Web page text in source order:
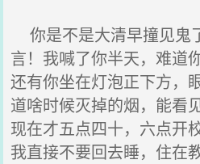
你是不是大清早撞见鬼
言！我喊了你半天，难道
还有你坐在灯泡正下方，
道啥时候灭掉的烟，能看
现在才五点四十，六点开
我直接不要回去睡，住在